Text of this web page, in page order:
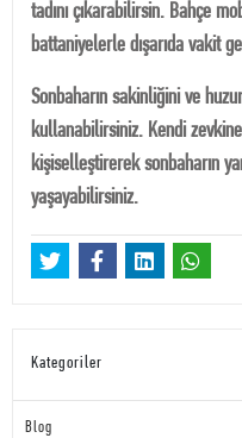
tadını çıkarabilirsin. Bahçe
battaniyelerle dışarıda vakit
Sonbaharın sakinliğini ve
kullanabilirsiniz. Kendi
kişiselleştirerek sonbaharın
yaşayabilirsiniz.
Kategoriler
Blog